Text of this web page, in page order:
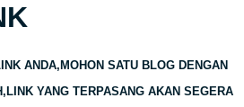
ANDA,MOHON SATU BLOG DENGAN
YANG TERPASANG AKAN SEGERA